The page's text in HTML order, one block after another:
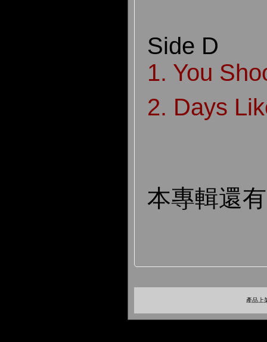
Side D
1. You
2. Days
本專輯還
產品上